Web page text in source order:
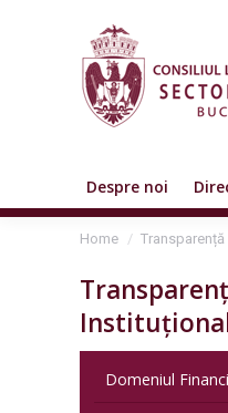
Despre noi
You are here:
Home
Domeniul